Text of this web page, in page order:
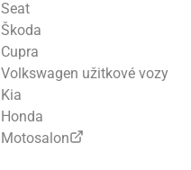
Seat
Škoda
Cupra
Volkswagen užitkové vozy
Kia
Honda
Motosalon